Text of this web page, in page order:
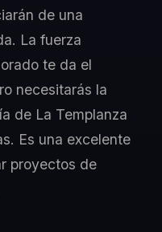
de una
La fuerza
te da el
necesitarás la
de La Templanza
Es una excelente
proyectos de